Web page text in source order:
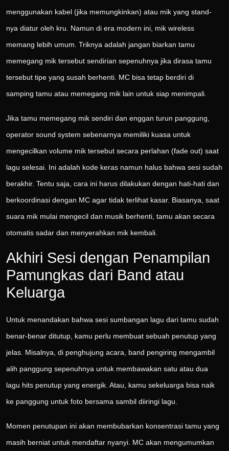
menggunakan kabel (jika memungkinkan) atau mik yang stand-
nya diatur oleh kru. Namun di era modern ini, mik wireless
memang lebih umum. Triknya adalah jangan biarkan tamu
memegang mik tersebut sendirian sepenuhnya jika dirasa tamu
tersebut tipe yang susah berhenti. MC bisa tetap berdiri di
samping tamu atau memegang mik lain untuk siap menimpali.
Jika tamu memegang mik sendiri dan enggan turun panggung,
operator sound system sebenarnya memiliki kuasa untuk
mengecilkan volume mik tersebut secara perlahan (fade out) saat
lagu selesai. Ini adalah kode keras namun halus bahwa sesi sudah
berakhir. Tentu saja, cara ini harus dilakukan dengan hati-hati dan
berkoordinasi dengan MC agar tidak terlihat kasar. Biasanya, saat
suara mik mulai mengecil dan musik berhenti, tamu akan secara
otomatis sadar dan menyerahkan mik kembali.
Akhiri Sesi dengan Penampilan
Pamungkas dari Band atau
Keluarga
Untuk menandakan bahwa sesi sumbangan lagu dari tamu sudah
benar-benar ditutup, kamu perlu membuat sebuah penutup yang
jelas. Misalnya, di penghujung acara, band pengiring mengambil
alih panggung sepenuhnya untuk membawakan satu atau dua
lagu hits penutup yang energik. Atau, kamu sekeluarga bisa naik
ke panggung untuk foto bersama sambil diiringi lagu.
Momen penutupan ini akan membubarkan konsentrasi tamu yang
masih berniat untuk mendaftar nyanyi. MC akan mengumumkan